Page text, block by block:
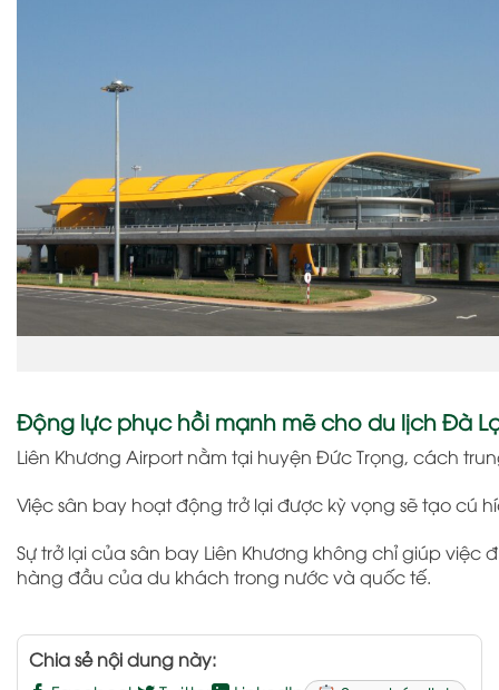
Động lực phục hồi mạnh mẽ cho du lịch Đà
Liên Khương Airportnằm tại huyện Đức Trọng, cách
Việc sân bay hoạt động trở lại được kỳ vọng sẽ tạo cú
Sự trở lại của sân bay Liên Khương không chỉ giúp
hàng đầu của du khách trong nước và quốc tế.
Chia sẻ nội dung này: